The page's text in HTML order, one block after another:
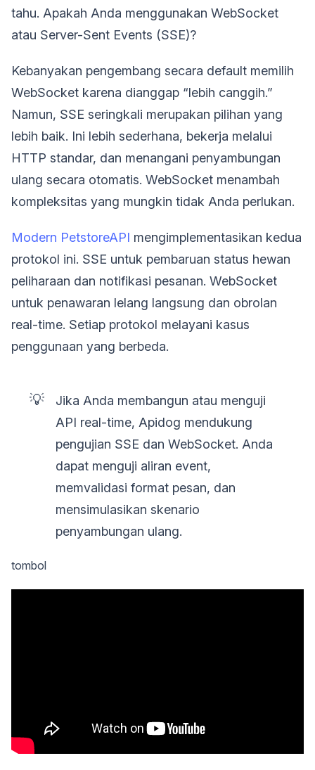
tahu. Apakah Anda menggunakan WebSocket
atau Server-Sent Events (SSE)?
Kebanyakan pengembang secara default memilih
WebSocket karena dianggap “lebih canggih.”
Namun, SSE seringkali merupakan pilihan yang
lebih baik. Ini lebih sederhana, bekerja melalui
HTTP standar, dan menangani penyambungan
ulang secara otomatis. WebSocket menambah
kompleksitas yang mungkin tidak Anda perlukan.
Modern PetstoreAPI mengimplementasikan kedua
protokol ini. SSE untuk pembaruan status hewan
peliharaan dan notifikasi pesanan. WebSocket
untuk penawaran lelang langsung dan obrolan
real-time. Setiap protokol melayani kasus
penggunaan yang berbeda.
💡
Jika Anda membangun atau menguji
API real-time, Apidog mendukung
pengujian SSE dan WebSocket. Anda
dapat menguji aliran event,
memvalidasi format pesan, dan
mensimulasikan skenario
penyambungan ulang.
tombol